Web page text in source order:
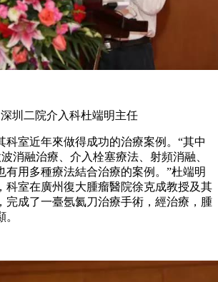
二院介入科杜端明主任
室近年來做得成功的治療案例。“其中
消融治療、介入栓塞療法、射頻消融、
有用多種療法結合治療的案例。”杜端明
科室在廣州復大腫瘤醫院徐克成教授及其
完成了一臺氬氦刀治療手術，經治療，腫